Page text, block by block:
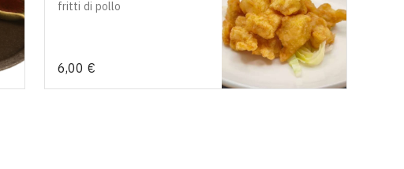
fritti di pollo
6,00 €